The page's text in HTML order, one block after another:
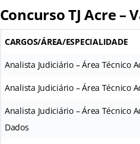
Concurso TJ Acre –
CARGOS/ÁREA/ESPECIALIDADE
Analista Judiciário – Área Técnico
Analista Judiciário – Área Técnico
Analista Judiciário – Área Técnico
Dados